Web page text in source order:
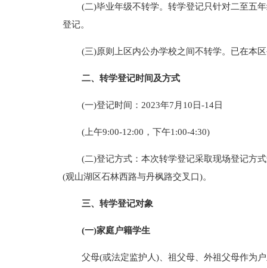
(二)毕业年级不转学。转学登记只针对二至五
登记。
(三)原则上区内公办学校之间不转学。已在本
二、转学登记时间及方式
(一)登记时间：2023年7月10日-14日
(上午9:00-12:00，下午1:00-4:30)
(二)登记方式：本次转学登记采取现场登记方
(观山湖区石林西路与丹枫路交叉口)。
三、转学登记对象
(一)家庭户籍学生
父母(或法定监护人)、祖父母、外祖父母作为